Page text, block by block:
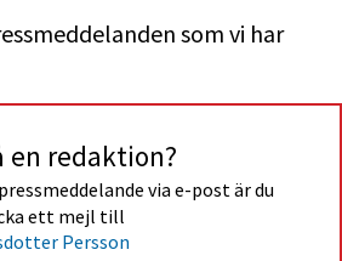
som vi har
en redaktion?
via e-post är du
ett mejl till
Persson